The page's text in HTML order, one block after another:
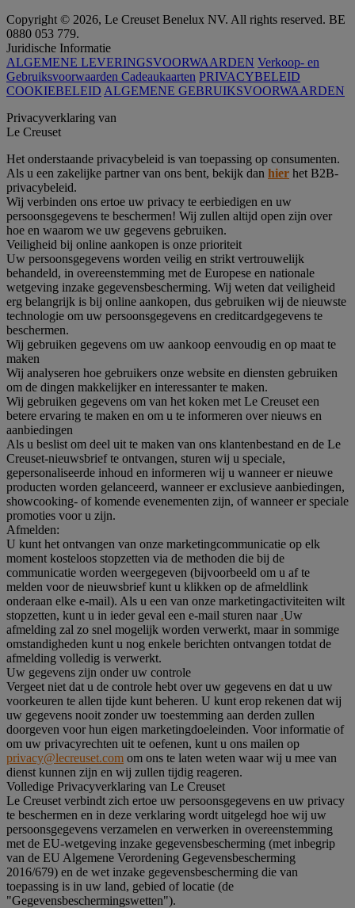
Copyright © 2026, Le Creuset Benelux NV. All rights reserved. BE
0880 053 779.
Juridische Informatie
ALGEMENE LEVERINGSVOORWAARDEN Verkoop- en
Gebruiksvoorwaarden Cadeaukaarten PRIVACYBELEID
COOKIEBELEID ALGEMENE GEBRUIKSVOORWAARDEN
Privacyverklaring van
Le Creuset
Het onderstaande privacybeleid is van toepassing op consumenten.
Als u een zakelijke partner van ons bent, bekijk dan hier het B2B-
privacybeleid.
Wij verbinden ons ertoe uw privacy te eerbiedigen en uw
persoonsgegevens te beschermen! Wij zullen altijd open zijn over
hoe en waarom we uw gegevens gebruiken.
Veiligheid bij online aankopen is onze prioriteit
Uw persoonsgegevens worden veilig en strikt vertrouwelijk
behandeld, in overeenstemming met de Europese en nationale
wetgeving inzake gegevensbescherming. Wij weten dat veiligheid
erg belangrijk is bij online aankopen, dus gebruiken wij de nieuwste
technologie om uw persoonsgegevens en creditcardgegevens te
beschermen.
Wij gebruiken gegevens om uw aankoop eenvoudig en op maat te
maken
Wij analyseren hoe gebruikers onze website en diensten gebruiken
om de dingen makkelijker en interessanter te maken.
Wij gebruiken gegevens om van het koken met Le Creuset een
betere ervaring te maken en om u te informeren over nieuws en
aanbiedingen
Als u beslist om deel uit te maken van ons klantenbestand en de Le
Creuset-nieuwsbrief te ontvangen, sturen wij u speciale,
gepersonaliseerde inhoud en informeren wij u wanneer er nieuwe
producten worden gelanceerd, wanneer er exclusieve aanbiedingen,
showcooking- of komende evenementen zijn, of wanneer er speciale
promoties voor u zijn.
Afmelden:
U kunt het ontvangen van onze marketingcommunicatie op elk
moment kosteloos stopzetten via de methoden die bij de
communicatie worden weergegeven (bijvoorbeeld om u af te
melden voor de nieuwsbrief kunt u klikken op de afmeldlink
onderaan elke e-mail). Als u een van onze marketingactiviteiten wilt
stopzetten, kunt u in ieder geval een e-mail sturen naar .Uw
afmelding zal zo snel mogelijk worden verwerkt, maar in sommige
omstandigheden kunt u nog enkele berichten ontvangen totdat de
afmelding volledig is verwerkt.
Uw gegevens zijn onder uw controle
Vergeet niet dat u de controle hebt over uw gegevens en dat u uw
voorkeuren te allen tijde kunt beheren. U kunt erop rekenen dat wij
uw gegevens nooit zonder uw toestemming aan derden zullen
doorgeven voor hun eigen marketingdoeleinden. Voor informatie of
om uw privacyrechten uit te oefenen, kunt u ons mailen op
privacy@lecreuset.com om ons te laten weten waar wij u mee van
dienst kunnen zijn en wij zullen tijdig reageren.
Volledige Privacyverklaring van Le Creuset
Le Creuset verbindt zich ertoe uw persoonsgegevens en uw privacy
te beschermen en in deze verklaring wordt uitgelegd hoe wij uw
persoonsgegevens verzamelen en verwerken in overeenstemming
met de EU-wetgeving inzake gegevensbescherming (met inbegrip
van de EU Algemene Verordening Gegevensbescherming
2016/679) en de wet inzake gegevensbescherming die van
toepassing is in uw land, gebied of locatie (de
"Gegevensbeschermingswetten").